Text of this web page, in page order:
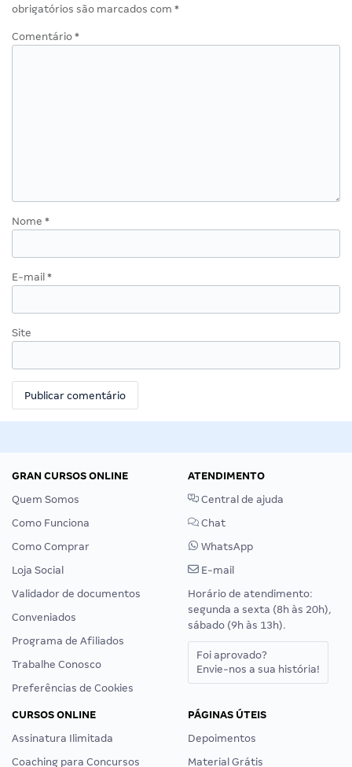
obrigatórios são marcados com *
Comentário *
Nome *
E-mail *
Site
GRAN CURSOS ONLINE
Quem Somos
Como Funciona
Como Comprar
Loja Social
Validador de documentos
Conveniados
Programa de Afiliados
Trabalhe Conosco
Preferências de Cookies
ATENDIMENTO
Central de ajuda
Chat
WhatsApp
E-mail
Horário de atendimento:
segunda a sexta (8h às 20h),
sábado (9h às 13h).
Foi aprovado?
Envie-nos a sua história!
CURSOS ONLINE
Assinatura Ilimitada
Coaching para Concursos
PÁGINAS ÚTEIS
Depoimentos
Material Grátis